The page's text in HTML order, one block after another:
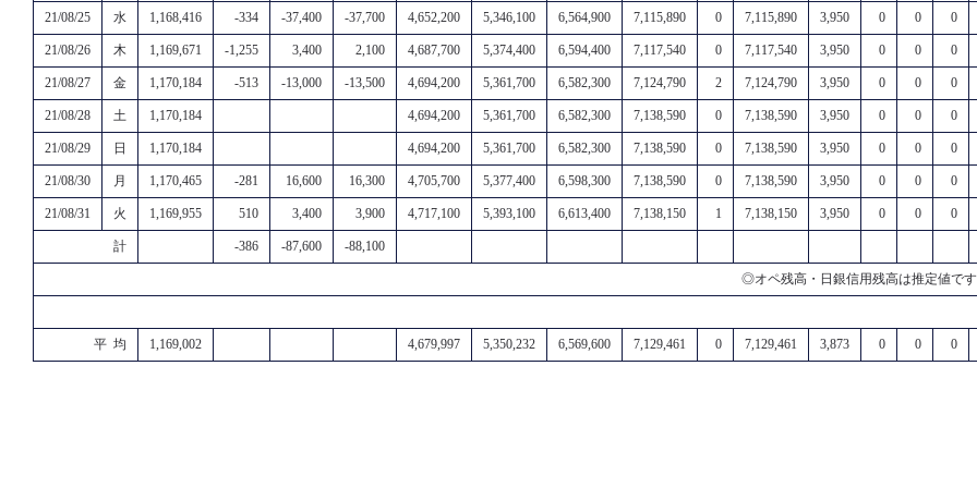
21/08/25 水 1,168,416 -334 -37,400 -37,700 4,652,200 5,346,100 6,564,900 7,115,890 0 7,115,890 3,950 0 0 0
21/08/26 木 1,169,671 -1,255 3,400 2,100 4,687,700 5,374,400 6,594,400 7,117,540 0 7,117,540 3,950 0 0 0
21/08/27 金 1,170,184 -513 -13,000 -13,500 4,694,200 5,361,700 6,582,300 7,124,790 2 7,124,790 3,950 0 0 0
21/08/28 土 1,170,184 4,694,200 5,361,700 6,582,300 7,138,590 0 7,138,590 3,950 0 0 0
21/08/29 日 1,170,184 4,694,200 5,361,700 6,582,300 7,138,590 0 7,138,590 3,950 0 0 0
21/08/30 月 1,170,465 -281 16,600 16,300 4,705,700 5,377,400 6,598,300 7,138,590 0 7,138,590 3,950 0 0 0
21/08/31 火 1,169,955 510 3,400 3,900 4,717,100 5,393,100 6,613,400 7,138,150 1 7,138,150 3,950 0 0 0
計 -386 -87,600 -88,100
◎オペ残高・日銀信用残高は推定値で
平 均 1,169,002 4,679,997 5,350,232 6,569,600 7,129,461 0 7,129,461 3,873 0 0 0